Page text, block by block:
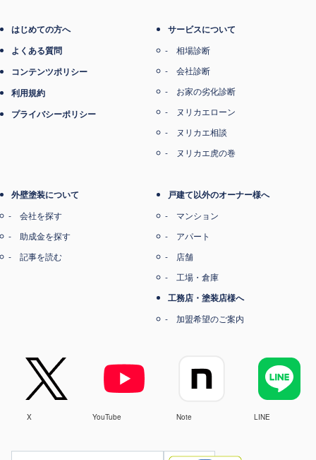
はじめての方へ
よくある質問
コンテンツポリシー
利用規約
プライバシーポリシー
サービスについて
相場診断
会社診断
お家の劣化診断
ヌリカエローン
ヌリカエ相談
ヌリカエ虎の巻
外壁塗装について
会社を探す
助成金を探す
記事を読む
戸建て以外のオーナー様へ
マンション
アパート
店舗
工場・倉庫
工務店・塗装店様へ
加盟希望のご案内
X YouTube Note LINE